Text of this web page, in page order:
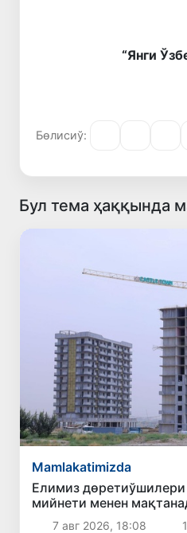
“Янги
Бөлисиў:
Бул тема ҳаққында
Mamlakatimizda
Елимиз дөретиўшилери
мийнети менен
7 авг 2026, 18:08